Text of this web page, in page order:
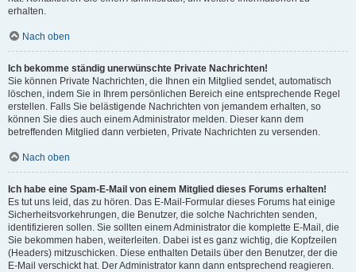
erhalten.
Nach oben
Ich bekomme ständig unerwünschte Private Nachrichten!
Sie können Private Nachrichten, die Ihnen ein Mitglied sendet, automatisch
löschen, indem Sie in Ihrem persönlichen Bereich eine entsprechende Regel
erstellen. Falls Sie belästigende Nachrichten von jemandem erhalten, so
können Sie dies auch einem Administrator melden. Dieser kann dem
betreffenden Mitglied dann verbieten, Private Nachrichten zu versenden.
Nach oben
Ich habe eine Spam-E-Mail von einem Mitglied dieses Forums erhalten!
Es tut uns leid, das zu hören. Das E-Mail-Formular dieses Forums hat einige
Sicherheitsvorkehrungen, die Benutzer, die solche Nachrichten senden,
identifizieren sollen. Sie sollten einem Administrator die komplette E-Mail, die
Sie bekommen haben, weiterleiten. Dabei ist es ganz wichtig, die Kopfzeilen
(Headers) mitzuschicken. Diese enthalten Details über den Benutzer, der die
E-Mail verschickt hat. Der Administrator kann dann entsprechend reagieren.